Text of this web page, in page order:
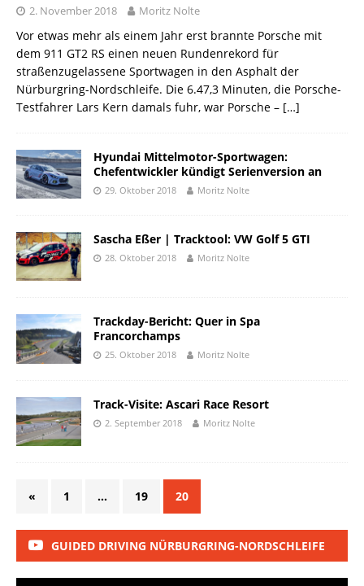
2. November 2018 Moritz Nolte
Vor etwas mehr als einem Jahr erst brannte Porsche mit
dem 911 GT2 RS einen neuen Rundenrekord für
straßenzugelassene Sportwagen in den Asphalt der
Nürburgring-Nordschleife. Die 6.47,3 Minuten, die Porsche-
Testfahrer Lars Kern damals fuhr, war Porsche – […]
Hyundai Mittelmotor-Sportwagen:
Chefentwickler kündigt Serienversion an
29. Oktober 2018 Moritz Nolte
Sascha Eßer | Tracktool: VW Golf 5 GTI
28. Oktober 2018 Moritz Nolte
Trackday-Bericht: Quer in Spa
Francorchamps
25. Oktober 2018 Moritz Nolte
Track-Visite: Ascari Race Resort
2. September 2018 Moritz Nolte
« 1 … 19 20
GUIDED DRIVING NÜRBURGRING-NORDSCHLEIFE